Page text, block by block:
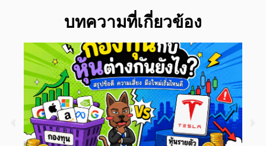
บทความที่เกี่ยวข้อง